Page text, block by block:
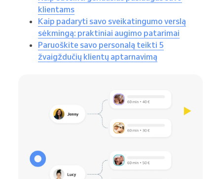
klientams
Kaip padaryti savo sveikatingumo verslą
sėkmingą: praktiniai augimo patarimai
Paruoškite savo personalą teikti 5
žvaigždučių klientų aptarnavimą